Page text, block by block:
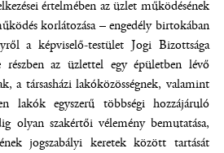
értelmében az üzlet működésének
korlátozása – engedély birtokában
a képviselő-testület Jogi Bizottsága
az üzlettel egy épületben lévő
a társasházi lakóközösségnek, valamint
lakók egyszerű többségi hozzájáruló
olyan szakértői vélemény bemutatása,
jogszabályi keretek között tartását